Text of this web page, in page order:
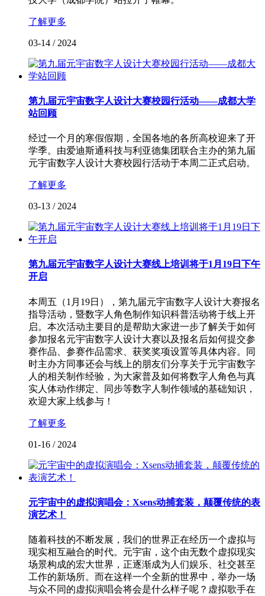
了解更多
03-14 / 2024
第九届元宇宙数字人设计大赛校园行活动——成都大学
站回顾
经过一个月的寒假假期，全国各地的各所高校迎来了开
学季。由爱迪斯通科技与利亚德集团联合主办的第九届
元宇宙数字人设计大赛校园行活动于本周二正式启动。
了解更多
03-13 / 2024
第九届元宇宙数字人设计大赛线上培训将于1月19日下午
开启
本周五（1月19日），第九届元宇宙数字人设计大赛报名
指导活动，暨数字人角色制作知识科普活动将于线上开
启。本次活动主要目的是帮助大家进一步了解关于如何
参加报名元宇宙数字人设计大赛以及报名后如何提交参
赛作品、参赛作品需求、获奖奖项设置等具体内容。同
时主办方同事还会与线上的朋友们分享关于元宇宙数字
人的相关制作经验，为大家普及如何将数字人角色与真
实人体动作绑定、同步等数字人制作领域的基础知识，
欢迎大家上线参与！
了解更多
01-16 / 2024
元宇宙中的虚拟演唱会：Xsens动捕套装，颠覆传统的表
演艺术！
随着科技的不断发展，我们的世界正在经历一个虚拟与
现实相互融合的时代。元宇宙，这个由无数个虚拟现实
场景构成的宏大世界，正逐渐成为人们娱乐、社交甚至
工作的新场所。而在这样一个全新的世界中，举办一场
与众不同的虚拟演唱会将会是什么样子呢？虚拟歌手在